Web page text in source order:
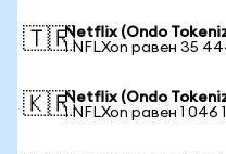
🇹🇷Netflix (Ondo
1 NFLXon равен 35
🇰🇷Netflix (Ondo
1 NFLXon равен 1 046